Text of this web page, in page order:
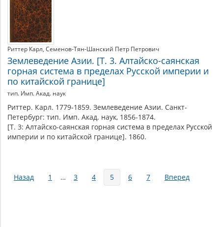
Риттер Карл Семенов-Тян-Шанский Петр Петрович
Землеведение Азии. [Т. 3. Алтайско-саянская
горная система в пределах Русской империи и
по китайской границе]
тип. Имп. Акад. наук
Риттер. Карл. 1779-1859. Землеведение Азии. Санкт-
Петербург: тип. Имп. Акад. наук, 1856-1874.
[Т. 3: Алтайско-саянская горная система в пределах Русской
империи и по китайской границе]. 1860.
Страницы
Назад 1 … 3 4 5 6 7 Вперед